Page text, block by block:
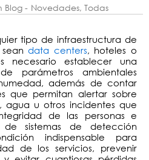
Blog - Novedades, Todas
tipo de infraestructura de
seandata centers, hoteles o
necesario establecer una
parámetros ambientales
además de contar
que permitan alertar sobre
agua u otros incidentes que
de las personas e
de sistemas de detección
indispensable para
de los servicios, prevenir